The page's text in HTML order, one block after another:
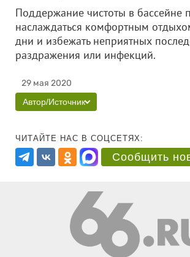
Поддержание чистоты в бассейне
наслаждаться комфортным
дни и избежать неприятных
раздражения или инфекций.
29 мая 2020
Автор/Источник
ЧИТАЙТЕ НАС В СОЦСЕТЯХ:
Сообщить